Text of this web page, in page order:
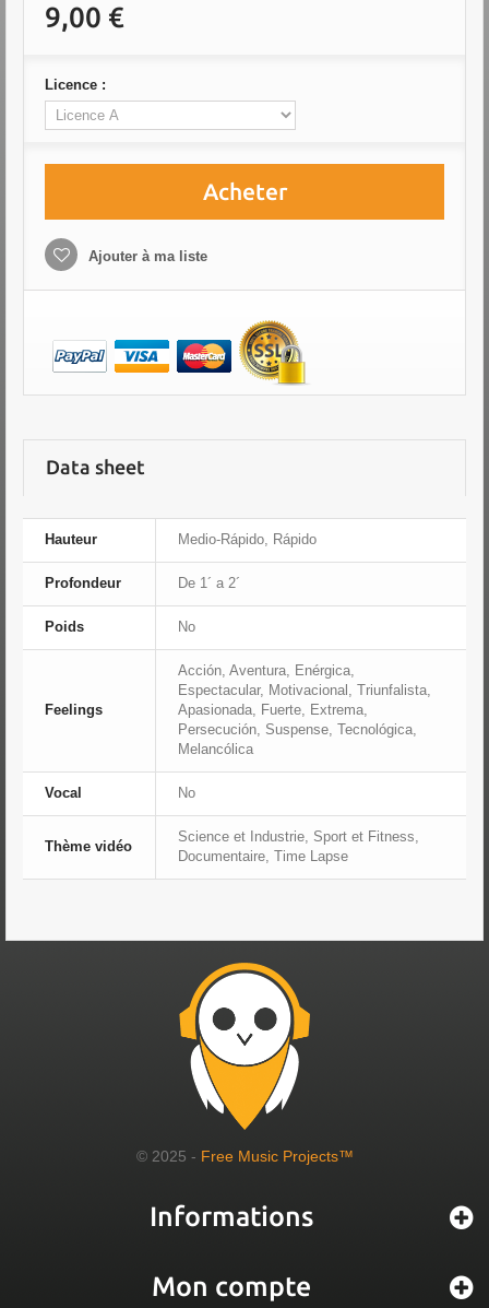
9,00 €
Licence :
Acheter
Ajouter à ma liste
Data sheet
Hauteur Medio-Rápido, Rápido
Profondeur De 1´ a 2´
Poids No
Feelings
Acción, Aventura, Enérgica,
Espectacular, Motivacional, Triunfalista,
Apasionada, Fuerte, Extrema,
Persecución, Suspense, Tecnológica,
Melancólica
Vocal No
Thème vidéo
Science et Industrie, Sport et Fitness,
Documentaire, Time Lapse
© 2025 - Free Music Projects™
Informations
Mon compte